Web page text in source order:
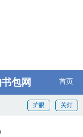
包网 首页
关灯
护眼